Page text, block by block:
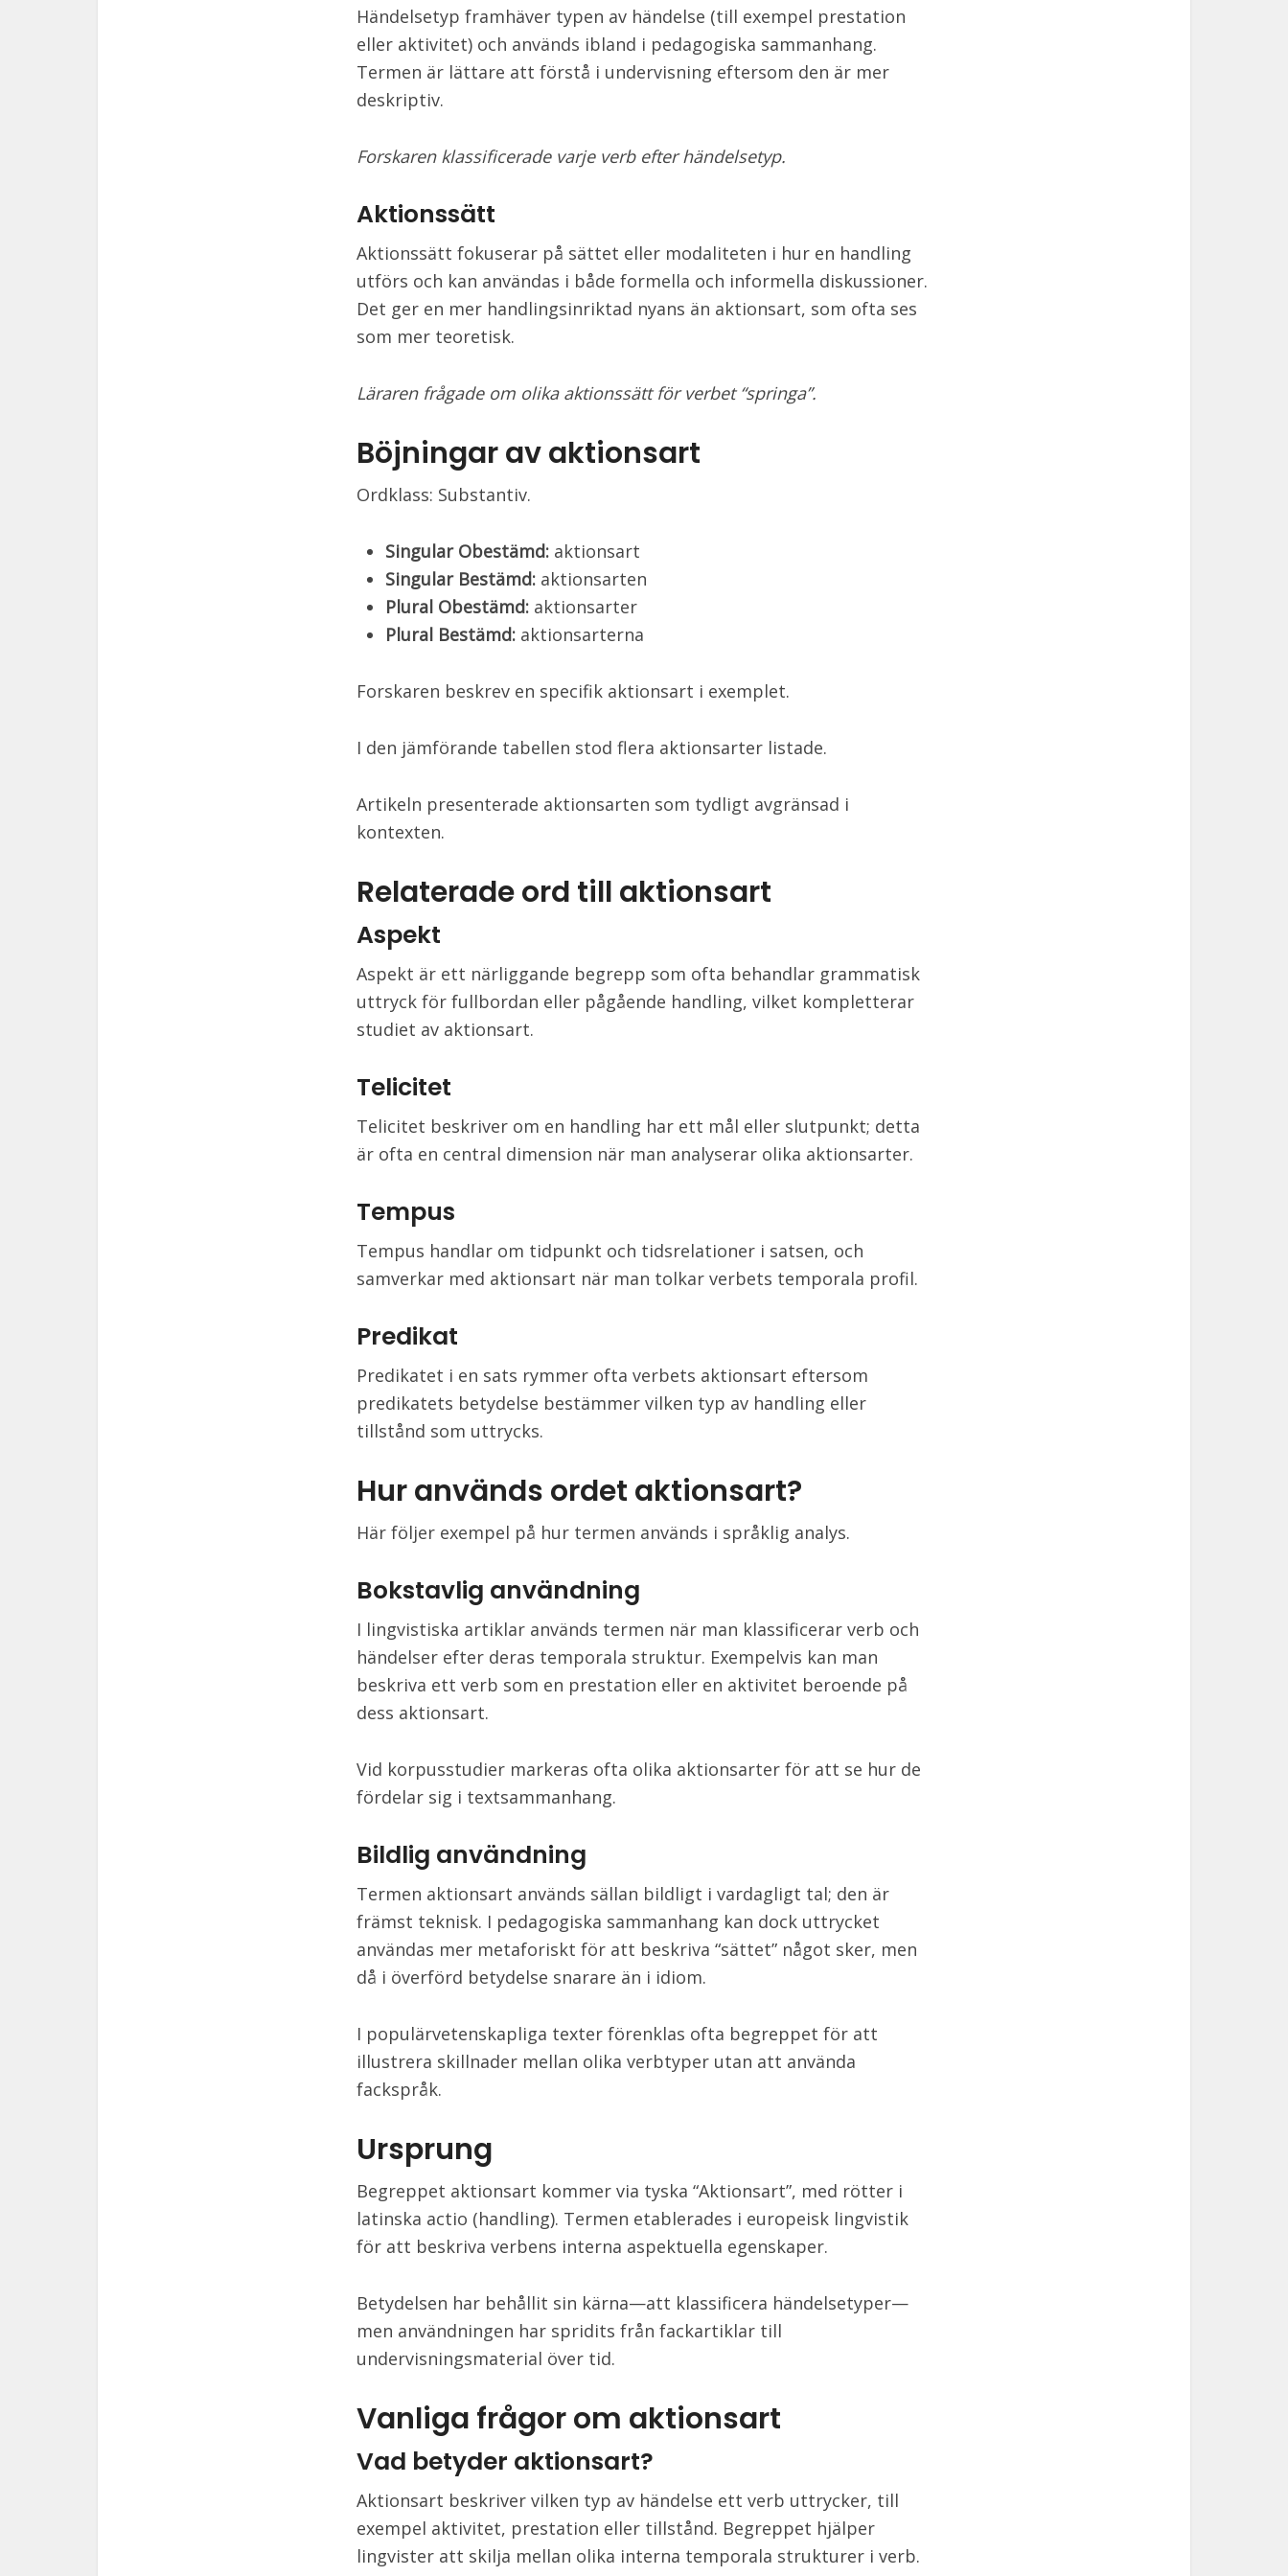
Händelsetyp framhäver typen av händelse (till exempel prestation
eller aktivitet) och används ibland i pedagogiska sammanhang.
Termen är lättare att förstå i undervisning eftersom den är mer
deskriptiv.
Forskaren klassificerade varje verb efter händelsetyp.
Aktionssätt
Aktionssätt fokuserar på sättet eller modaliteten i hur en handling
utförs och kan användas i både formella och informella diskussioner.
Det ger en mer handlingsinriktad nyans än aktionsart, som ofta ses
som mer teoretisk.
Läraren frågade om olika aktionssätt för verbet “springa”.
Böjningar av aktionsart
Ordklass: Substantiv.
Singular Obestämd: aktionsart
Singular Bestämd: aktionsarten
Plural Obestämd: aktionsarter
Plural Bestämd: aktionsarterna
Forskaren beskrev en specifik aktionsart i exemplet.
I den jämförande tabellen stod flera aktionsarter listade.
Artikeln presenterade aktionsarten som tydligt avgränsad i
kontexten.
Relaterade ord till aktionsart
Aspekt
Aspekt är ett närliggande begrepp som ofta behandlar grammatisk
uttryck för fullbordan eller pågående handling, vilket kompletterar
studiet av aktionsart.
Telicitet
Telicitet beskriver om en handling har ett mål eller slutpunkt; detta
är ofta en central dimension när man analyserar olika aktionsarter.
Tempus
Tempus handlar om tidpunkt och tidsrelationer i satsen, och
samverkar med aktionsart när man tolkar verbets temporala profil.
Predikat
Predikatet i en sats rymmer ofta verbets aktionsart eftersom
predikatets betydelse bestämmer vilken typ av handling eller
tillstånd som uttrycks.
Hur används ordet aktionsart?
Här följer exempel på hur termen används i språklig analys.
Bokstavlig användning
I lingvistiska artiklar används termen när man klassificerar verb och
händelser efter deras temporala struktur. Exempelvis kan man
beskriva ett verb som en prestation eller en aktivitet beroende på
dess aktionsart.
Vid korpusstudier markeras ofta olika aktionsarter för att se hur de
fördelar sig i textsammanhang.
Bildlig användning
Termen aktionsart används sällan bildligt i vardagligt tal; den är
främst teknisk. I pedagogiska sammanhang kan dock uttrycket
användas mer metaforiskt för att beskriva “sättet” något sker, men
då i överförd betydelse snarare än i idiom.
I populärvetenskapliga texter förenklas ofta begreppet för att
illustrera skillnader mellan olika verbtyper utan att använda
fackspråk.
Ursprung
Begreppet aktionsart kommer via tyska “Aktionsart”, med rötter i
latinska actio (handling). Termen etablerades i europeisk lingvistik
för att beskriva verbens interna aspektuella egenskaper.
Betydelsen har behållit sin kärna—att klassificera händelsetyper—
men användningen har spridits från fackartiklar till
undervisningsmaterial över tid.
Vanliga frågor om aktionsart
Vad betyder aktionsart?
Aktionsart beskriver vilken typ av händelse ett verb uttrycker, till
exempel aktivitet, prestation eller tillstånd. Begreppet hjälper
lingvister att skilja mellan olika interna temporala strukturer i verb.